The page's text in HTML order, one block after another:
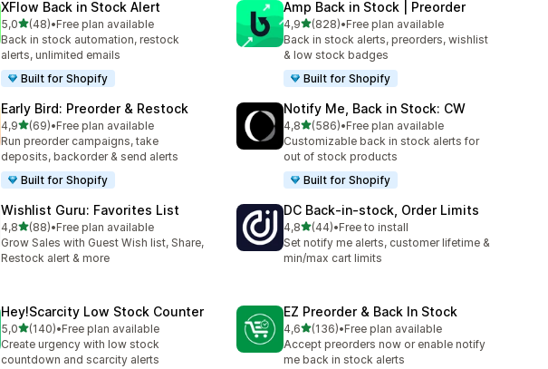
XFlow Back in Stock Alert
5,0na 5 gwiazdek
(48)
Łączna liczba recenzji: 48
•Free plan available
Back in stock automation, restock
alerts, unlimited emails
Built for Shopify
Amp Back in Stock | Preorder
4,9na 5 gwiazdek
(828)
Łączna liczba recenzji: 828
•Free plan available
Back in stock alerts, preorders, wishlist
& low stock badges
Built for Shopify
Early Bird: Preorder & Restock
4,9na 5 gwiazdek
(69)
Łączna liczba recenzji: 69
•Free plan available
Run preorder campaigns, take
deposits, backorder & send alerts
Built for Shopify
Notify Me, Back in Stock: CW
4,8na 5 gwiazdek
(586)
Łączna liczba recenzji: 586
•Free plan available
Customizable back in stock alerts for
out of stock products
Built for Shopify
Wishlist Guru: Favorites List
4,8na 5 gwiazdek
(88)
Łączna liczba recenzji: 88
•Free plan available
Grow Sales with Guest Wish list, Share,
Restock alert & more
DC Back‑in‑stock, Order Limits
4,8na 5 gwiazdek
(44)
Łączna liczba recenzji: 44
•Free to install
Set notify me alerts, customer lifetime &
min/max cart limits
Hey!Scarcity Low Stock Counter
5,0na 5 gwiazdek
(140)
Łączna liczba recenzji: 140
•Free plan available
Create urgency with low stock
countdown and scarcity alerts
EZ Preorder & Back In Stock
4,6na 5 gwiazdek
(136)
Łączna liczba recenzji: 136
•Free plan available
Accept preorders now or enable notify
me back in stock alerts